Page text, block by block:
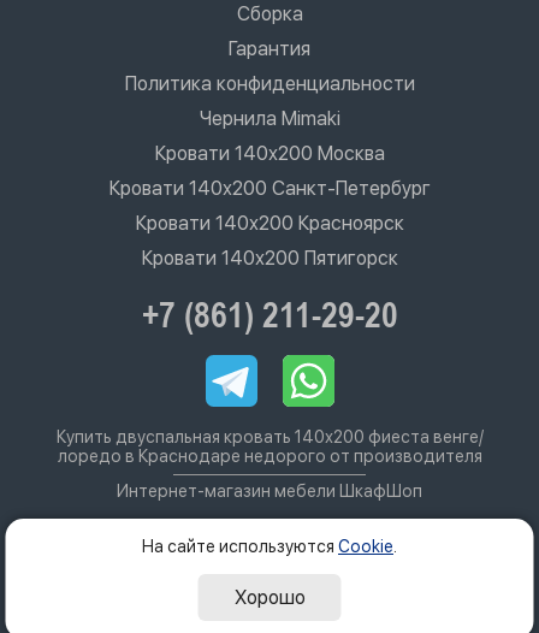
Сборка
Гарантия
Политика конфиденциальности
Чернила Mimaki
Кровати 140х200 Москва
Кровати 140х200 Санкт-Петербург
Кровати 140х200 Красноярск
Кровати 140х200 Пятигорск
+7 (861) 211-29-20
Купить двуспальная кровать 140х200 фиеста венге/
лоредо в Краснодаре недорого от производителя
Интернет-магазин мебели ШкафШоп
На сайте используются Cookie
Хорошо